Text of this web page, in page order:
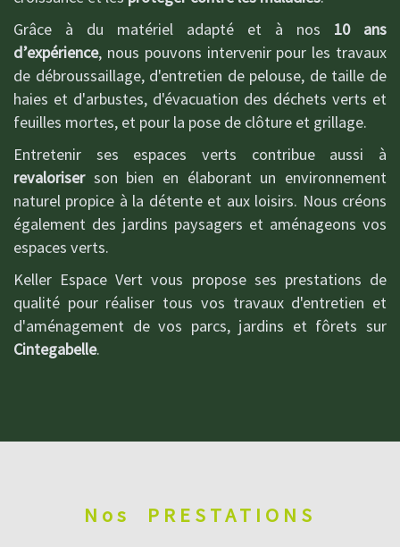
Grâce à du matériel adapté et à nos 10 ans
d’expérience, nous pouvons intervenir pour les travaux
de débroussaillage, d'entretien de pelouse, de taille de
haies et d'arbustes, d'évacuation des déchets verts et
feuilles mortes, et pour la pose de clôture et grillage.
Entretenir ses espaces verts contribue aussi à
revaloriserson bien en élaborant un environnement
naturel propice à la détente et aux loisirs. Nous créons
également des jardins paysagers et aménageons vos
espaces verts.
Keller Espace Vert vous propose ses prestations de
qualité pour réaliser tous vos travaux d'entretien et
d'aménagement de vos parcs, jardins et fôrets sur
Cintegabelle.
Nos PRESTATIONS